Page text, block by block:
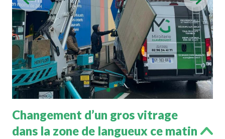
Changement d’un gros vitrage
dans la zone de langueux ce matin